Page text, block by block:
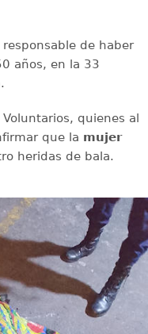
de haber
años, en la 33
quienes al
que la mujer
heridas de bala.